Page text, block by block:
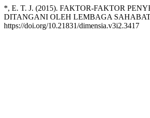
*, E. T. J. (2015). FAKTOR-FAKTOR
DITANGANI OLEH LEMBAGA
https://doi.org/10.21831/dimensia.v3i2.3417